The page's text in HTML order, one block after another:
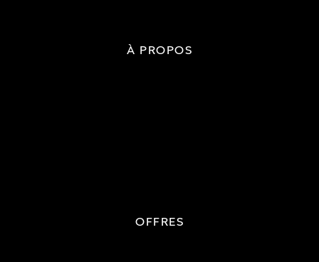
À PROPOS
OFFRES